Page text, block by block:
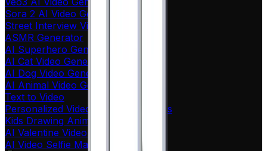
Sora 2 AI Video Generator Online
Street Interview Video Generator
ASMR Generator
AI Superhero Generator
AI Cat Video Generator
AI Dog Video Generator
AI Animal Video Generator
Text to Video
Personalized Video Message for Kids
Kids Drawing Animation
AI Valentine Video Generator
AI Video Selfie Maker